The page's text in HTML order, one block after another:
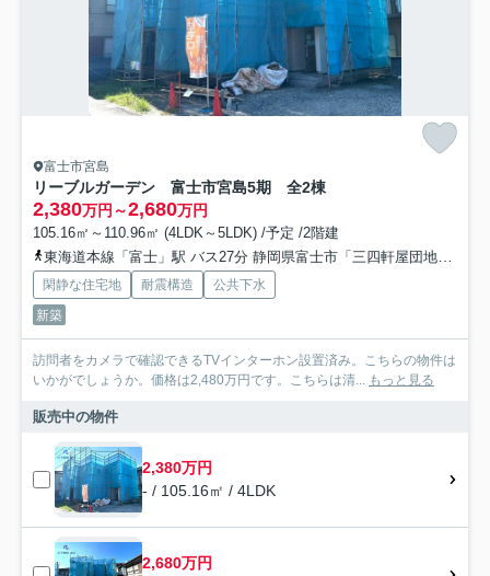
富士市宮島
リーブルガーデン 富士市宮島5期 全2棟
2,380万円～2,680万円
105.16㎡～110.96㎡ (4LDK～5LDK) /予定 /2階建
東海道本線「富士」駅 バス27分 静岡県富士市「三四軒屋団地入口」 停歩5分
閑静な住宅地 耐震構造
公共下水
新築
訪問者をカメラで確認できるTVインターホン設置済み。こちらの物件は
いかがでしょうか。価格は2,480万円です。こちらは清... もっと見る
販売中の物件
2,380万円
- / 105.16㎡ / 4LDK
2,680万円